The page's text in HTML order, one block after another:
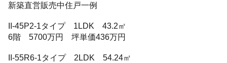
新築直営販売中住戸一例
II-45P2-1タイプ 1LDK 43.2㎡
6階 5700万円 坪単価436万円
II-55R6-1タイプ 2LDK 54.24㎡